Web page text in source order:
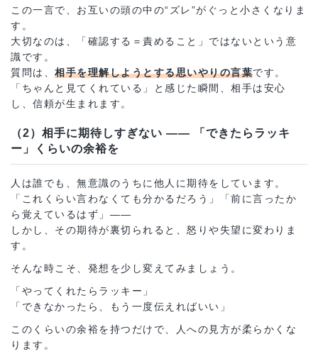
この一言で、お互いの頭の中の“ズレ”がぐっと小さくなりま
す。
大切なのは、「確認する＝責めること」ではないという意
識です。
質問は、 相手を理解しようとする思いやりの言葉です。
「ちゃんと見てくれている」と感じた瞬間、相手は安心
し、信頼が生まれます。
（2）相手に期待しすぎない ―― 「できたらラッキ
ー」くらいの余裕を
人は誰でも、無意識のうちに他人に期待をしています。
「これくらい言わなくても分かるだろう」「前に言ったか
ら覚えているはず」――
しかし、その期待が裏切られると、怒りや失望に変わりま
す。
そんな時こそ、発想を少し変えてみましょう。
「やってくれたらラッキー」
「できなかったら、もう一度伝えればいい」
このくらいの余裕を持つだけで、人への見方が柔らかくな
ります。